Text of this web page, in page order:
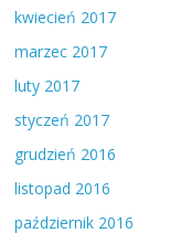
kwiecień 2017
marzec 2017
luty 2017
styczeń 2017
grudzień 2016
listopad 2016
październik 2016